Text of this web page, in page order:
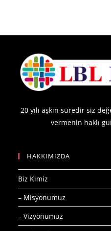
20 yılı aşkın süredir siz
vermenin haklı
HAKKIMIZDA
Biz Kimiz
– Misyonumuz
– Vizyonumuz